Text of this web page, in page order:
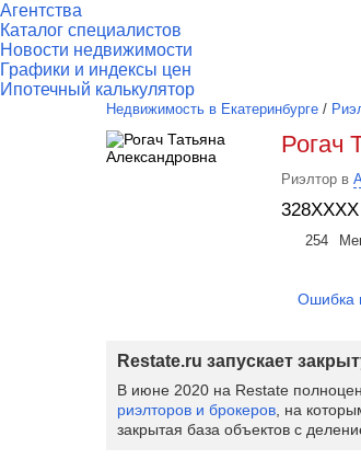
Агентства
Каталог специалистов
Новости недвижимости
Графики и индексы цен
Ипотечный калькулятор
Недвижимость в Екатеринбурге /
Рогач
Риэлтор в
328XXXX
254
Ошибка
Restate.ru запускает
В июне 2020 на Restate
риэлторов и брокеров , на
закрытая база объектов с